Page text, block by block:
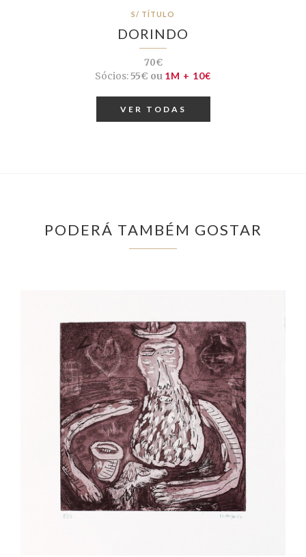
S/ TÍTULO
DORINDO
70€
Sócios:55€ ou 1M + 10€
VER TODAS
PODERÁ TAMBÉM GOSTAR